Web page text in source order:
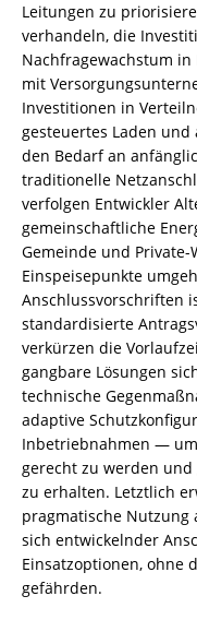
Leitungen zu
verhandeln, die
Nachfragewachstum
mit
Investitionen in
gesteuertes Laden
den Bedarf an
traditionelle
verfolgen Entwickler
gemeinschaftliche
Gemeinde und
Einspeisepunkte
Anschlussvorschriften
standardisierte
verkürzen die
gangbare Lösungen
technische
adaptive
Inbetriebnahmen —
gerecht zu werden
zu erhalten. Letztlich
pragmatische Nutzung
sich entwickelnder
Einsatzoptionen, ohne
gefährden.